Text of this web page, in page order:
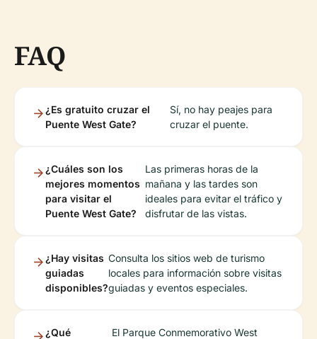
FAQ
¿Es gratuito cruzar el
Puente West Gate?
Sí, no hay peajes para
cruzar el puente.
¿Cuáles son los
mejores momentos
para visitar el
Puente West Gate?
Las primeras horas de la
mañana y las tardes son
ideales para evitar el tráfico y
disfrutar de las vistas.
¿Hay visitas
guiadas
disponibles?
Consulta los sitios web de turismo
locales para información sobre visitas
guiadas y eventos especiales.
¿Qué
El Parque Conmemorativo West